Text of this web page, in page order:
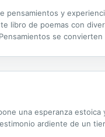
pensamientos y
libro de poemas con
se convierten
una esperanza estoica
ardiente de un